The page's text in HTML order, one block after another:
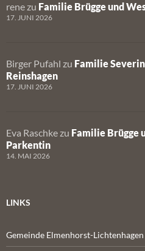
rene zu Familie Brügge und
17. JUNI 2026
Birger Pufahl zu Familie
Reinshagen
17. JUNI 2026
Eva Raschke zu Familie Brügge
Parkentin
14. MAI 2026
LINKS
Gemeinde Elmenhorst-Lichtenhagen